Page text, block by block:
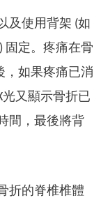
及使用背架 (如
固定。疼痛在骨
，如果疼痛已消
又顯示骨折已
間，最後將背
折的脊椎椎體